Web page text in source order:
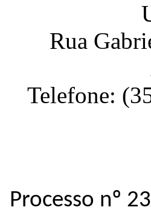
Rua
Telefone:
Processo nº